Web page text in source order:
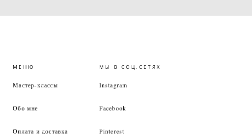
МЕНЮ
Мастер-классы
Обо мне
Оплата и доставка
МЫ В СОЦ.СЕТЯХ
Instagram
Facebook
Pinterest